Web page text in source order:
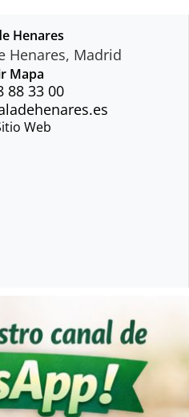
Henares
Henares, Madrid
Mapa
88 33 00
Web